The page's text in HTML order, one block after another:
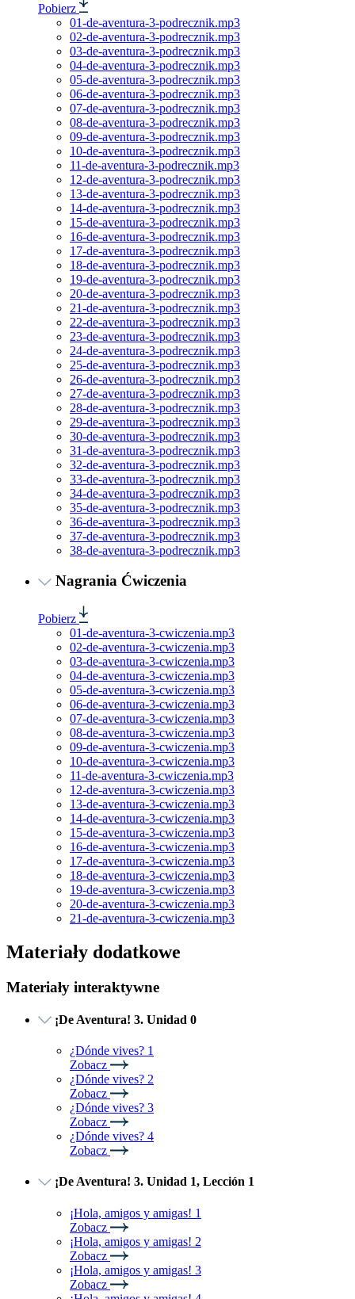
Pobierz
01-de-aventura-3-podrecznik.mp3
02-de-aventura-3-podrecznik.mp3
03-de-aventura-3-podrecznik.mp3
04-de-aventura-3-podrecznik.mp3
05-de-aventura-3-podrecznik.mp3
06-de-aventura-3-podrecznik.mp3
07-de-aventura-3-podrecznik.mp3
08-de-aventura-3-podrecznik.mp3
09-de-aventura-3-podrecznik.mp3
10-de-aventura-3-podrecznik.mp3
11-de-aventura-3-podrecznik.mp3
12-de-aventura-3-podrecznik.mp3
13-de-aventura-3-podrecznik.mp3
14-de-aventura-3-podrecznik.mp3
15-de-aventura-3-podrecznik.mp3
16-de-aventura-3-podrecznik.mp3
17-de-aventura-3-podrecznik.mp3
18-de-aventura-3-podrecznik.mp3
19-de-aventura-3-podrecznik.mp3
20-de-aventura-3-podrecznik.mp3
21-de-aventura-3-podrecznik.mp3
22-de-aventura-3-podrecznik.mp3
23-de-aventura-3-podrecznik.mp3
24-de-aventura-3-podrecznik.mp3
25-de-aventura-3-podrecznik.mp3
26-de-aventura-3-podrecznik.mp3
27-de-aventura-3-podrecznik.mp3
28-de-aventura-3-podrecznik.mp3
29-de-aventura-3-podrecznik.mp3
30-de-aventura-3-podrecznik.mp3
31-de-aventura-3-podrecznik.mp3
32-de-aventura-3-podrecznik.mp3
33-de-aventura-3-podrecznik.mp3
34-de-aventura-3-podrecznik.mp3
35-de-aventura-3-podrecznik.mp3
36-de-aventura-3-podrecznik.mp3
37-de-aventura-3-podrecznik.mp3
38-de-aventura-3-podrecznik.mp3
Nagrania Ćwiczenia
Pobierz
01-de-aventura-3-cwiczenia.mp3
02-de-aventura-3-cwiczenia.mp3
03-de-aventura-3-cwiczenia.mp3
04-de-aventura-3-cwiczenia.mp3
05-de-aventura-3-cwiczenia.mp3
06-de-aventura-3-cwiczenia.mp3
07-de-aventura-3-cwiczenia.mp3
08-de-aventura-3-cwiczenia.mp3
09-de-aventura-3-cwiczenia.mp3
10-de-aventura-3-cwiczenia.mp3
11-de-aventura-3-cwiczenia.mp3
12-de-aventura-3-cwiczenia.mp3
13-de-aventura-3-cwiczenia.mp3
14-de-aventura-3-cwiczenia.mp3
15-de-aventura-3-cwiczenia.mp3
16-de-aventura-3-cwiczenia.mp3
17-de-aventura-3-cwiczenia.mp3
18-de-aventura-3-cwiczenia.mp3
19-de-aventura-3-cwiczenia.mp3
20-de-aventura-3-cwiczenia.mp3
21-de-aventura-3-cwiczenia.mp3
Materiały dodatkowe
Materiały interaktywne
¡De Aventura! 3. Unidad 0
¿Dónde vives? 1
Zobacz
¿Dónde vives? 2
Zobacz
¿Dónde vives? 3
Zobacz
¿Dónde vives? 4
Zobacz
¡De Aventura! 3. Unidad 1, Lección 1
¡Hola, amigos y amigas! 1
Zobacz
¡Hola, amigos y amigas! 2
Zobacz
¡Hola, amigos y amigas! 3
Zobacz